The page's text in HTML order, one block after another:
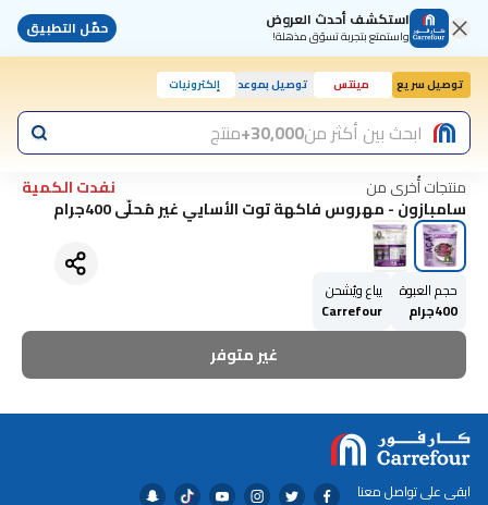
استكشف أحدث العروض
واستمتع بتجربة تسوّق مذهلة! حمّل التطبيق
توصيل سريع مينتس توصيل بموعد إلكترونيات
ابحث بين أكثر من30,000+ منتج
منتجات أُخرى من نفدت الكمية
سامبازون - مهروس فاكهة توت الأسايي غير مُحلّى 400جرام
حجم العبوة
400جرام
يباع ويُشحن
Carrefour
غير متوفر
ابقى على تواصل معنا